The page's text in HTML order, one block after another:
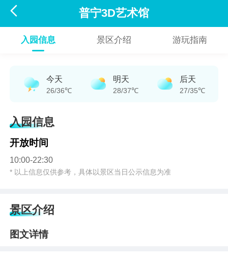
 普宁3D艺术馆
入园信息 景区介绍 游玩指南
今天
26/36℃
明天
28/37℃
后天
27/35℃
入园信息
开放时间
10:00-22:30
* 以上信息仅供参考，具体以景区当日公示信息为准
景区介绍
图文详情